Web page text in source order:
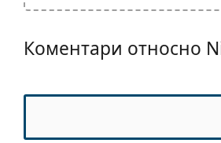
Коментари относно